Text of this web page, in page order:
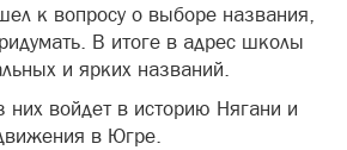
к вопросу о выборе названия,
В итоге в адрес школы
и ярких названий.
войдет в историю Нягани и
в Югре.